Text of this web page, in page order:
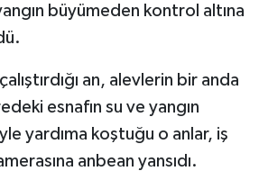
büyümeden kontrol altına
an, alevlerin bir anda
esnafın su ve yangın
yardıma koştuğu o anlar, iş
anbean yansıdı.